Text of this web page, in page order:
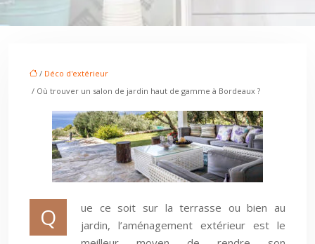
/ Déco d'extérieur
/ Où trouver un salon de jardin haut de gamme à Bordeaux ?
Q
ue ce soit sur la terrasse ou bien au
jardin, l’aménagement extérieur est le